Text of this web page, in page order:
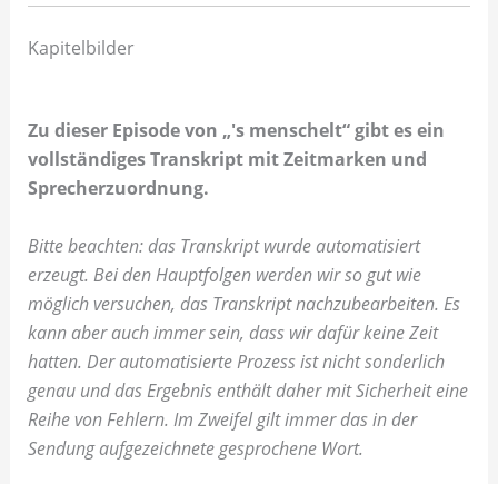
Kapitelbilder
Zu dieser Episode von „'s menschelt“ gibt es ein
vollständiges Transkript mit Zeitmarken und
Sprecherzuordnung.
Bitte beachten: das Transkript wurde automatisiert
erzeugt. Bei den Hauptfolgen werden wir so gut wie
möglich versuchen, das Transkript nachzubearbeiten. Es
kann aber auch immer sein, dass wir dafür keine Zeit
hatten. Der automatisierte Prozess ist nicht sonderlich
genau und das Ergebnis enthält daher mit Sicherheit eine
Reihe von Fehlern. Im Zweifel gilt immer das in der
Sendung aufgezeichnete gesprochene Wort.